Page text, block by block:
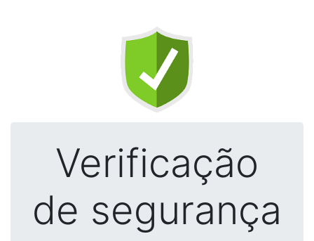
Verificação
de segurança